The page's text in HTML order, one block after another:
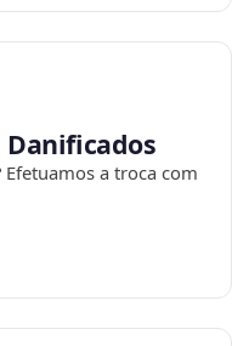
a troca com